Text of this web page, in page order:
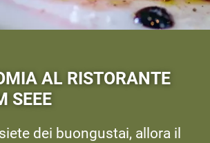
AL RISTORANTE
SEEE
dei buongustai, allora il